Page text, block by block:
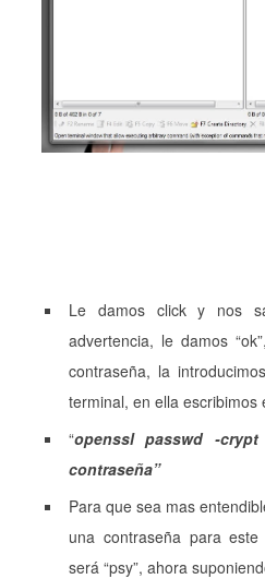
Le damos click y nos
advertencia, le damos
contraseña, la
terminal, en ella escribimos
“openssl passwd -
contraseña”
Para que sea mas
una contraseña para
será “psy”, ahora